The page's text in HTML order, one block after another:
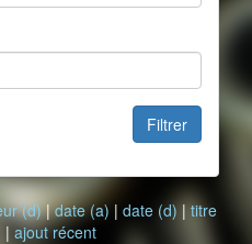
Filtrer
(d)|date (a) | date (d) | titre
| ajout récent